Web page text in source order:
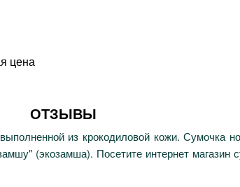
цена
ОТЗЫВЫ
из крокодиловой кожи. Сумочка
(экозамша). Посетите интернет магазин